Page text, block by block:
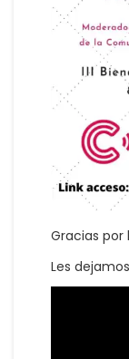
Gracias por
Les